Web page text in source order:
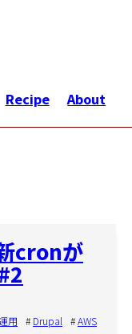
Recipe About
cronが
用 Drupal AWS